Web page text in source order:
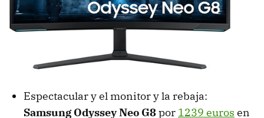
Espectacular y el monitor y la rebaja:
Samsung Odyssey Neo G8por 1239 euros en